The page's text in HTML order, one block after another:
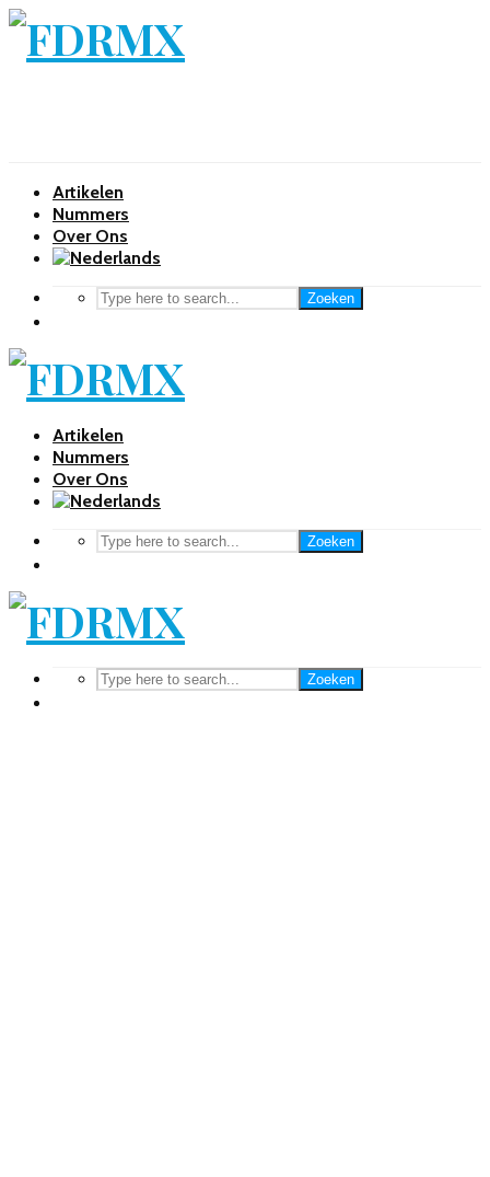
Artikelen
Nummers
Over Ons
Zoeken
Artikelen
Nummers
Over Ons
Zoeken
Zoeken